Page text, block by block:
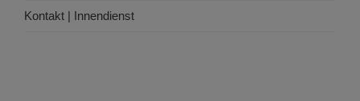
Kontakt | Innendienst